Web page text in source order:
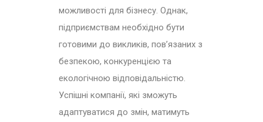
можливості для бізнесу. Однак,
підприємствам необхідно бути
готовими до викликів, пов’язаних з
безпекою, конкуренцією та
екологічною відповідальністю.
Успішні компанії, які зможуть
адаптуватися до змін, матимуть